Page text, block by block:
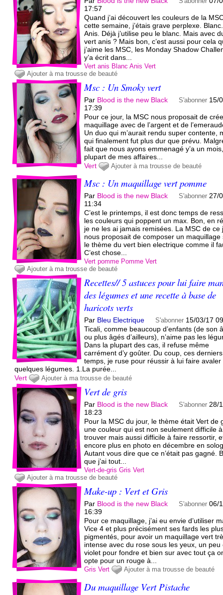
17:57
Quand j’ai découvert les couleurs de la
cette semaine, j’étais grave perplexe.
Anis. Déjà j’utilise peu le blanc. Mais avec
vert anis ? Mais bon, c’est aussi pour cela
j’aime les MSC, les Monday Shadow
y’a écrit dans...
Vert anis Blanc Anis Vert
Ajouter à ma trousse de beauté
Msc : Un Smoky vert
Par Blood is the new Black S'abonner 15/
17:39
Pour ce jour, la MSC nous proposait de
maquillage avec de l’argent et de
Un duo qui m’aurait rendu super contente,
qui finalement fut plus dur que prévu.
fait que nous ayons emmenagé y’a un
plupart de mes affaires...
Vert
Ajouter à ma trousse de beauté
Msc : Un maquillage vert pomme
Par Blood is the new Black S'abonner 27/
11:34
C’est le printemps, il est donc temps de
les couleurs qui poppent un max. Bon, en
je ne les ai jamais remisées. La MSC de ce
nous proposait de composer un maquillage
le thème du vert bien electrique comme il
C’est chose...
Vert pomme Pomme Vert
Ajouter à ma trousse de beauté
Recettes// 5 astuces pour lui faire
des légumes et une recette à base de
haricots verts
Par Bleu Electrique S'abonner 15/03/17
Ticali, comme beaucoup d’enfants (de son
ou plus âgés d’ailleurs), n’aime pas les
Dans la plupart des cas, il refuse même
carrément d’y goûter. Du coup, ces derniers
temps, je ruse pour réussir à lui faire avaler
quelques légumes. 1.La purée...
Vert
Ajouter à ma trousse de beauté
Vert de gris
Par Blood is the new Black S'abonner 28/
18:23
Pour la MSC du jour, le thème était Vert de
une couleur qui est non seulement difficile à
trouver mais aussi difficile à faire ressortir,
encore plus en photo en décembre en
Autant vous dire que ce n’était pas gagné.
que j’ai tout...
Vert-de-gris Gris Vert
Ajouter à ma trousse de beauté
Make-up : Vert et Gris
Par Blood is the new Black S'abonner 06/
16:39
Pour ce maquillage, j’ai eu envie d’utiliser
Vice 4 et plus précisément ses fards les
pigmentés, pour avoir un maquillage vert
intense avec du rose sous les yeux, un peu
violet pour fondre et bien sur avec tout ça
opte pour un rouge à...
Gris Vert Ajouter à ma trousse de beauté
Du maquillage Vert Pistache